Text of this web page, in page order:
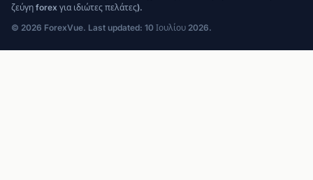
ζεύγη forex για ιδιώτες πελάτες).
© 2026 ForexVue. Last updated: 10 Ιουλίου 2026.